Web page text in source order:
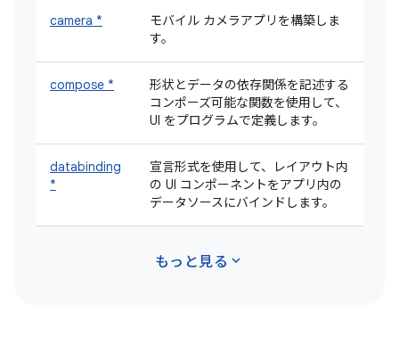
camera *
モバイル カメラアプリを構築しま
す。
compose *
形状とデータの依存関係を記述する
コンポーズ可能な関数を使用して、
UI をプログラムで定義します。
databinding
*
宣言形式を使用して、レイアウト内
の UI コンポーネントをアプリ内の
データソースにバインドします。
もっと見る expand_more